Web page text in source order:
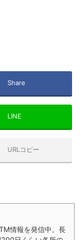
Share
LINE
URLコピー
情報を発信中。長